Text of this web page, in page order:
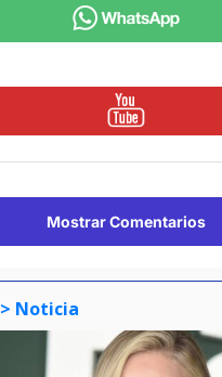
Mostrar Comentarios
> Noticia